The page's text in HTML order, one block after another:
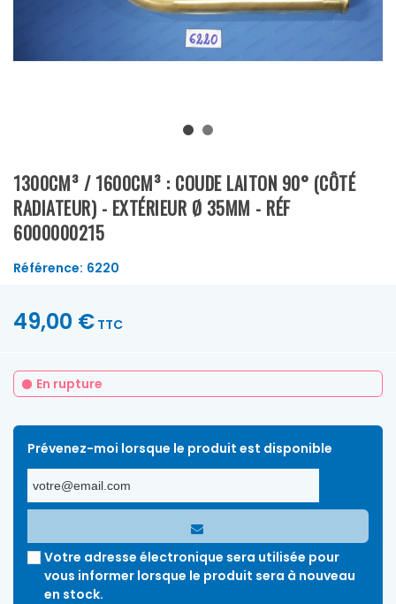
1300CM³ / 1600CM³ : COUDE LAITON 90° (CÔTÉ
RADIATEUR) - EXTÉRIEUR Ø 35MM - RÉF
6000000215
Référence: 6220
49,00 € TTC
En rupture
Prévenez-moi lorsque le produit est disponible
Votre adresse électronique sera utilisée pour
vous informer lorsque le produit sera à nouveau
en stock.